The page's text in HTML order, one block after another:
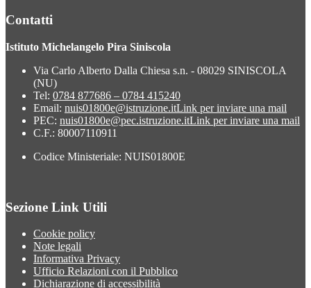
Contatti
Istituto Michelangelo Pira Siniscola
Via Carlo Alberto Dalla Chiesa s.n. - 08029 SINISCOLA
(NU)
Tel: 0784 877686 – 0784 415240
Email: nuis01800e@istruzione.itLink per inviare una mail
PEC: nuis01800e@pec.istruzione.itLink per inviare una mail
C.F.: 80007110911
Codice Ministeriale: NUIS01800E
Sezione Link Utili
Cookie policy
Note legali
Informativa Privacy
Ufficio Relazioni con il Pubblico
Dichiarazione di accessibilità